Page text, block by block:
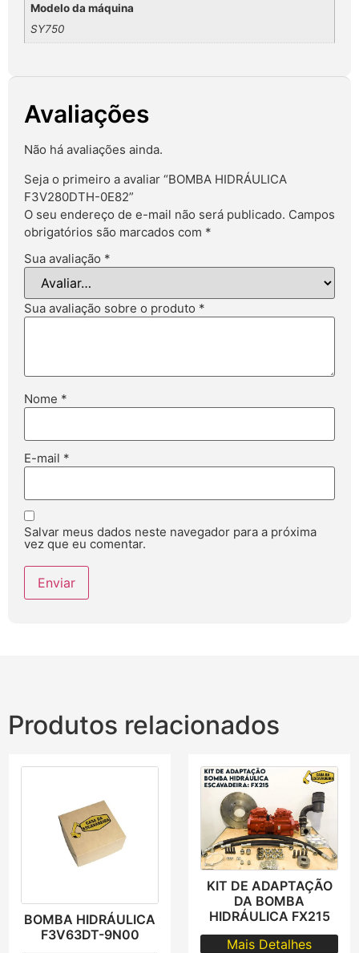
Modelo da máquina
SY750
Avaliações
Não há avaliações ainda.
Seja o primeiro a avaliar “BOMBA HIDRÁULICA
F3V280DTH-0E82”
O seu endereço de e-mail não será publicado. Campos
obrigatórios são marcados com *
Sua avaliação *
Sua avaliação sobre o produto *
Nome *
E-mail *
Salvar meus dados neste navegador para a próxima
vez que eu comentar.
Produtos relacionados
BOMBA HIDRÁULICA
F3V63DT-9N00
KIT DE ADAPTAÇÃO
DA BOMBA
HIDRÁULICA FX215
Mais Detalhes